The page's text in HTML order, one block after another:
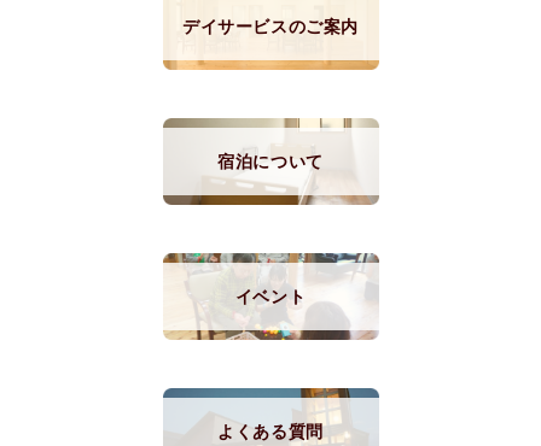
デイサービスのご案内
宿泊について
イベント
よくある質問